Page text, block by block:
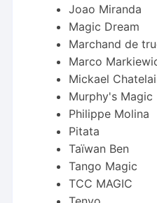
Joao Miranda
Magic Dream
Marchand de
Marco
Mickael
Murphy's Magic
Philippe Molina
Pitata
Taïwan Ben
Tango Magic
TCC MAGIC